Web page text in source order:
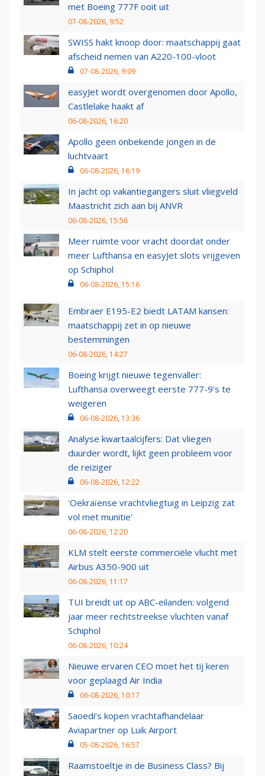
met Boeing 777F ooit uit
07-08-2026, 9:52
SWISS hakt knoop door: maatschappij gaat
afscheid nemen van A220-100-vloot
07-08-2026, 9:09
easyJet wordt overgenomen door Apollo,
Castlelake haakt af
06-08-2026, 16:20
Apollo geen onbekende jongen in de
luchtvaart
06-08-2026, 16:19
In jacht op vakantiegangers sluit vliegveld
Maastricht zich aan bij ANVR
06-08-2026, 15:56
Meer ruimte voor vracht doordat onder
meer Lufthansa en easyJet slots vrijgeven
op Schiphol
06-08-2026, 15:16
Embraer E195-E2 biedt LATAM kansen:
maatschappij zet in op nieuwe
bestemmingen
06-08-2026, 14:27
Boeing krijgt nieuwe tegenvaller:
Lufthansa overweegt eerste 777-9’s te
weigeren
06-08-2026, 13:36
Analyse kwartaalcijfers: Dat vliegen
duurder wordt, lijkt geen probleem voor
de reiziger
06-08-2026, 12:22
'Oekraïense vrachtvliegtuig in Leipzig zat
vol met munitie'
06-08-2026, 12:20
KLM stelt eerste commerciële vlucht met
Airbus A350-900 uit
06-08-2026, 11:17
TUI breidt uit op ABC-eilanden: volgend
jaar meer rechtstreekse vluchten vanaf
Schiphol
06-08-2026, 10:24
Nieuwe ervaren CEO moet het tij keren
voor geplaagd Air India
06-08-2026, 10:17
Saoedi’s kopen vrachtafhandelaar
Aviapartner op Luik Airport
05-08-2026, 16:57
Raamstoeltje in de Business Class? Bij